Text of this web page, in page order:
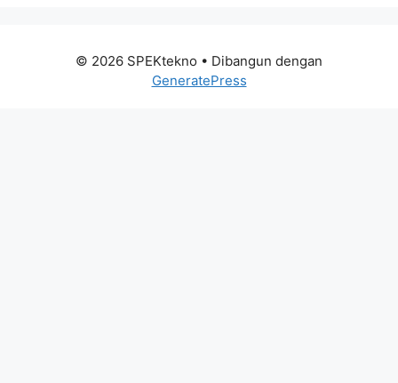
© 2026 SPEKtekno • Dibangun dengan
GeneratePress